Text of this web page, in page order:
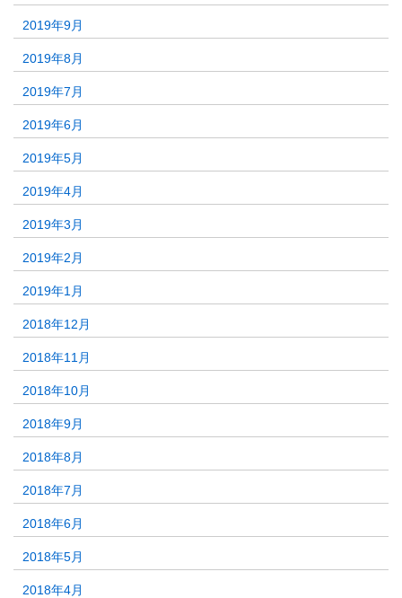
2019年9月
2019年8月
2019年7月
2019年6月
2019年5月
2019年4月
2019年3月
2019年2月
2019年1月
2018年12月
2018年11月
2018年10月
2018年9月
2018年8月
2018年7月
2018年6月
2018年5月
2018年4月